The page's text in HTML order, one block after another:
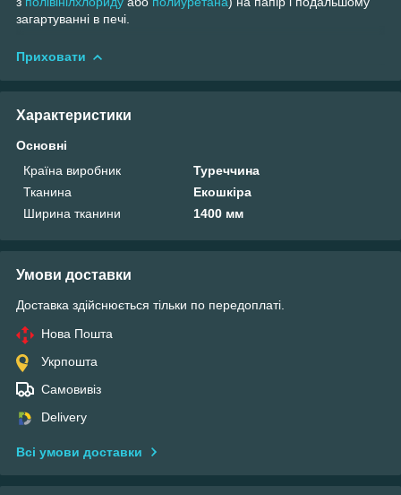
загартуванні в печі.
Приховати
Характеристики
Основні
Країна виробник
Туреччина
Тканина
Екошкіра
Ширина тканини
1400 мм
Умови доставки
Доставка здійснюється тільки по передоплаті.
Нова Пошта
Укрпошта
Самовивіз
Delivery
Всі умови доставки